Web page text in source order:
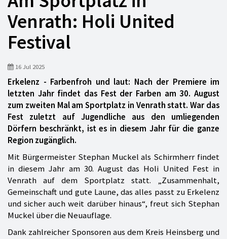
Venrath: Holi United
Festival
16 Jul 2025
Erkelenz - Farbenfroh und laut: Nach der Premiere im
letzten Jahr findet das Fest der Farben am 30. August
zum zweiten Mal am Sportplatz in Venrath statt. War das
Fest zuletzt auf Jugendliche aus den umliegenden
Dörfern beschränkt, ist es in diesem Jahr für die ganze
Region zugänglich.
Mit Bürgermeister Stephan Muckel als Schirmherr findet
in diesem Jahr am 30. August das Holi United Fest in
Venrath auf dem Sportplatz statt. „Zusammenhalt,
Gemeinschaft und gute Laune, das alles passt zu Erkelenz
und sicher auch weit darüber hinaus“, freut sich Stephan
Muckel über die Neuauflage.
Dank zahlreicher Sponsoren aus dem Kreis Heinsberg und